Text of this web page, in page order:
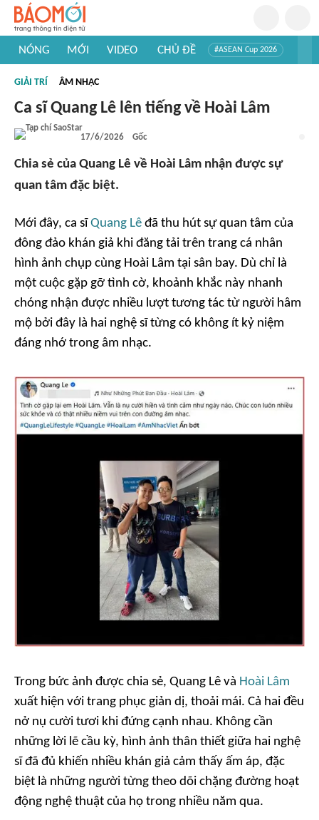
NÓNG MỚI VIDEO CHỦ ĐỀ #ASEAN Cup 2026
#Khám phá Việt Nam
GIẢI TRÍ ÂM NHẠC
Ca sĩ Quang Lê lên tiếng về Hoài Lâm
17/6/2026 Gốc
Chia sẻ của Quang Lê về Hoài Lâm nhận được sự
quan tâm đặc biệt.
Mới đây, ca sĩQuang Lê đã thu hút sự quan tâm của
đông đảo khán giả khi đăng tải trên trang cá nhân
hình ảnh chụp cùng Hoài Lâm tại sân bay. Dù chỉ là
một cuộc gặp gỡ tình cờ, khoảnh khắc này nhanh
chóng nhận được nhiều lượt tương tác từ người hâm
mộ bởi đây là hai nghệ sĩ từng có không ít kỷ niệm
đáng nhớ trong âm nhạc.
Trong bức ảnh được chia sẻ, Quang Lê và Hoài Lâm
xuất hiện với trang phục giản dị, thoải mái. Cả hai đều
nở nụ cười tươi khi đứng cạnh nhau. Không cần
những lời lẽ cầu kỳ, hình ảnh thân thiết giữa hai nghệ
sĩ đã đủ khiến nhiều khán giả cảm thấy ấm áp, đặc
biệt là những người từng theo dõi chặng đường hoạt
động nghệ thuật của họ trong nhiều năm qua.